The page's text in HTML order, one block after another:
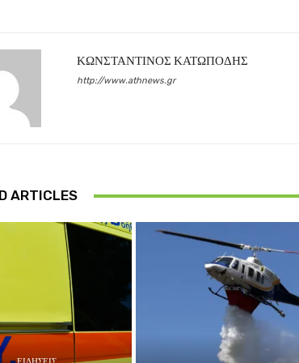
ΚΩΝΣΤΑΝΤΙΝΟΣ ΚΑΤΩΠΟΔΗΣ
http://www.athnews.gr
ARTICLES